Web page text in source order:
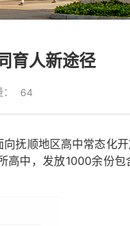
育人新途径
64
抚顺地区高中常态化
中，发放1000余份